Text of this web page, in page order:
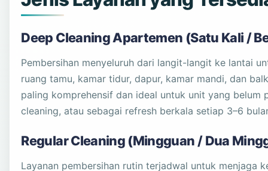
Deep Cleaning Apartemen (Satu Kali /
Pembersihan menyeluruh dari langit-langit ke lantai
ruang tamu, kamar tidur, dapur, kamar mandi, dan
paling komprehensif dan ideal untuk unit yang belum
cleaning, atau sebagai refresh berkala setiap 3–6
Regular Cleaning (Mingguan / Dua
Layanan pembersihan rutin terjadwal untuk menjaga